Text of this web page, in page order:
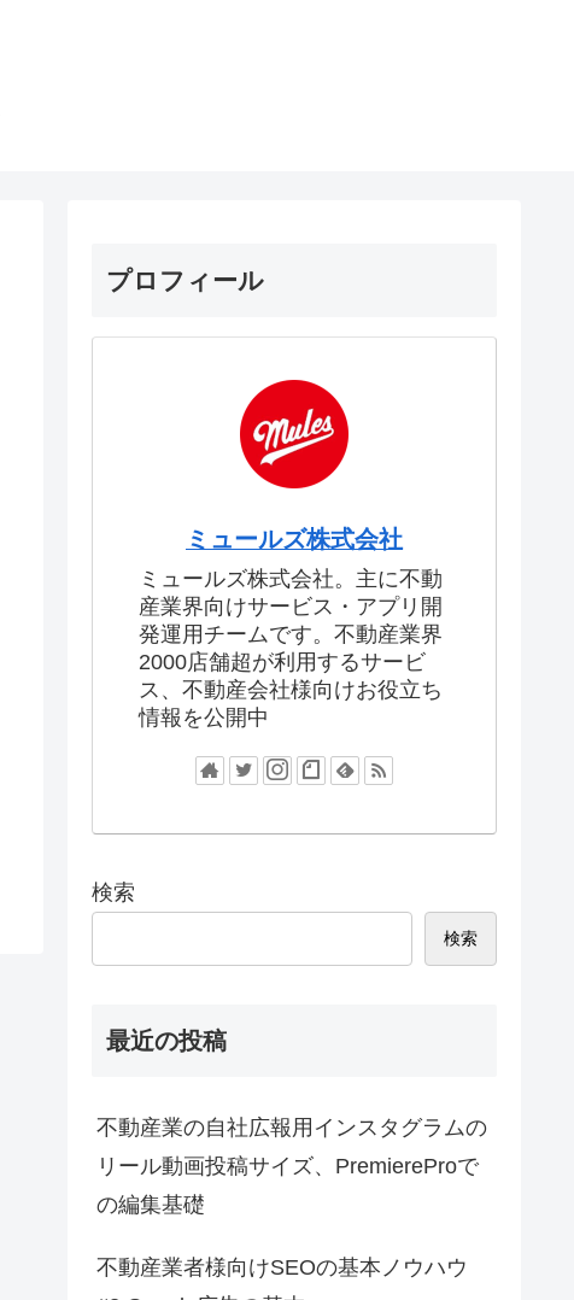
プロフィール
ミュールズ株式会社
ミュールズ株式会社。主に不動
産業界向けサービス・アプリ開
発運用チームです。不動産業界
2000店舗超が利用するサービ
ス、不動産会社様向けお役立ち
情報を公開中
検索
検索
最近の投稿
不動産業の自社広報用インスタグラムの
リール動画投稿サイズ、PremiereProで
の編集基礎
不動産業者様向けSEOの基本ノウハウ